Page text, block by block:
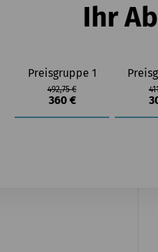
Ihr
Preisgruppe 1
492,75 €
360 €